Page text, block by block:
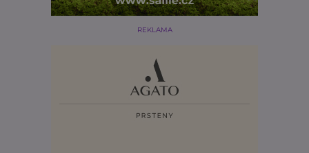
REKLAMA